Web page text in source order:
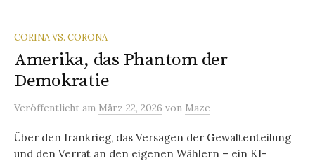
a
l
t
CORINA VS. CORONA
Amerika, das Phantom der
Demokratie
Veröffentlicht am März 22, 2026 von Maze
Über den Irankrieg, das Versagen der Gewaltenteilung
und den Verrat an den eigenen Wählern – ein KI-